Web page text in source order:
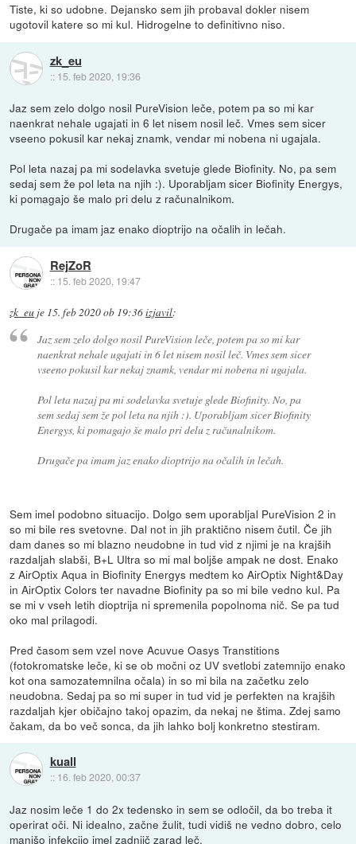
Tiste, ki so udobne. Dejansko sem jih probaval dokler nisem
ugotovil katere so mi kul. Hidrogelne to definitivno niso.
zk_eu
:: 15. feb 2020, 19:36
Jaz sem zelo dolgo nosil PureVision leče, potem pa so mi kar
naenkrat nehale ugajati in 6 let nisem nosil leč. Vmes sem sicer
vseeno pokusil kar nekaj znamk, vendar mi nobena ni ugajala.
Pol leta nazaj pa mi sodelavka svetuje glede Biofinity. No, pa sem
sedaj sem že pol leta na njih :). Uporabljam sicer Biofinity Energys,
ki pomagajo še malo pri delu z računalnikom.
Drugače pa imam jaz enako dioptrijo na očalih in lečah.
RejZoR
:: 15. feb 2020, 19:47
zk_eu je 15. feb 2020 ob 19:36izjavil:
Jaz sem zelo dolgo nosil PureVision leče, potem pa so mi kar
naenkrat nehale ugajati in 6 let nisem nosil leč. Vmes sem sicer
vseeno pokusil kar nekaj znamk, vendar mi nobena ni ugajala.
Pol leta nazaj pa mi sodelavka svetuje glede Biofinity. No, pa
sem sedaj sem že pol leta na njih :). Uporabljam sicer Biofinity
Energys, ki pomagajo še malo pri delu z računalnikom.
Drugače pa imam jaz enako dioptrijo na očalih in lečah.
Sem imel podobno situacijo. Dolgo sem uporabljal PureVision 2 in
so mi bile res svetovne. Dal not in jih praktično nisem čutil. Če jih
dam danes so mi blazno neudobne in tud vid z njimi je na krajših
razdaljah slabši, B+L Ultra so mi mal boljše ampak ne dost. Enako
z AirOptix Aqua in Biofinity Energys medtem ko AirOptix Night&Day
in AirOptix Colors ter navadne Biofinity pa so mi bile vedno kul. Pa
se mi v vseh letih dioptrija ni spremenila popolnoma nič. Se pa tud
oko mal prilagodi.
Pred časom sem vzel nove Acuvue Oasys Transtitions
(fotokromatske leče, ki se ob močni oz UV svetlobi zatemnijo enako
kot ona samozatemnilna očala) in so mi bila na začetku zelo
neudobna. Sedaj pa so mi super in tud vid je perfekten na krajših
razdaljah kjer običajno takoj opazim, da nekaj ne štima. Zdej samo
čakam, da bo več sonca, da jih lahko bolj konkretno stestiram.
kuall
:: 16. feb 2020, 00:37
Jaz nosim leče 1 do 2x tedensko in sem se odločil, da bo treba it
operirat oči. Ni idealno, začne žulit, tudi vidiš ne vedno dobro, celo
manjšo infekcijo imel zadnjič zarad leč.